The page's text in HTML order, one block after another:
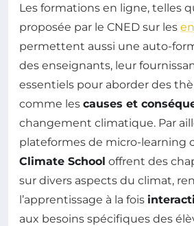
Les formations en ligne, telles
proposée par le CNED sur les
permettent aussi une auto-
des enseignants, leur
essentiels pour aborder des
comme les causes et
changement climatique. Par
plateformes de micro-learning
Climate School offrent des
sur divers aspects du climat,
l’apprentissage à la fois
aux besoins spécifiques des